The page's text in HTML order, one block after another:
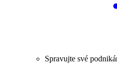
Spravujte své